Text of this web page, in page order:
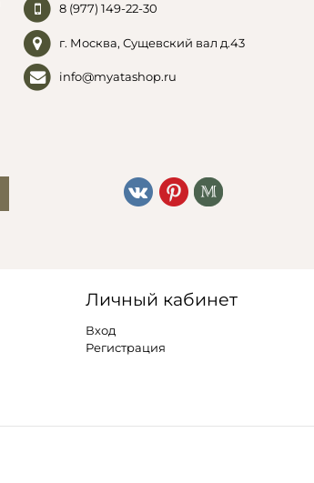
8 (977) 149-22-30
г. Москва, Сущевский вал д.43
info@myatashop.ru
Личный кабинет
Вход
Регистрация